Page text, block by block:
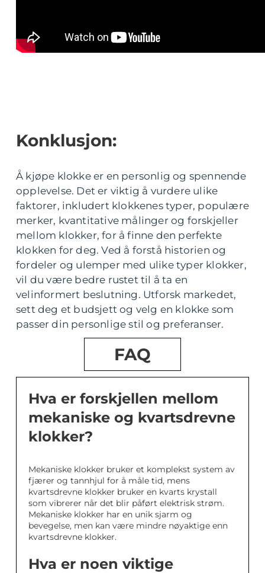
Konklusjon:
Å kjøpe klokke er en personlig og spennende
opplevelse. Det er viktig å vurdere ulike
faktorer, inkludert klokkenes typer, populære
merker, kvantitative målinger og forskjeller
mellom klokker, for å finne den perfekte
klokken for deg. Ved å forstå historien og
fordeler og ulemper med ulike typer klokker,
vil du være bedre rustet til å ta en
velinformert beslutning. Utforsk markedet,
sett deg et budsjett og velg en klokke som
passer din personlige stil og preferanser.
FAQ
Hva er forskjellen mellom
mekaniske og kvartsdrevne
klokker?
Mekaniske klokker bruker et komplekst system av
fjærer og tannhjul for å måle tid, mens
kvartsdrevne klokker bruker en kvarts krystall
som vibrerer når det blir påført elektrisk strøm.
Mekaniske klokker har en unik sjarm og
bevegelse, men kan være mindre nøyaktige enn
kvartsdrevne klokker.
Hva er noen viktige